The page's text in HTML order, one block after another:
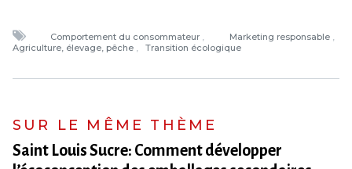
Comportement du consommateur
Marketing responsable
Agriculture, élevage, pêche
Transition écologique
SUR LE MÊME THÈME
Saint Louis Sucre: Comment développer